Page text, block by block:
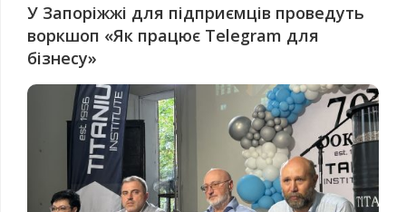
У Запоріжжі для підприємців проведуть
воркшоп «Як працює Telegram для
бізнесу»